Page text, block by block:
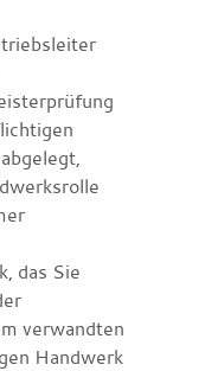
das Sie
verwandten
Handwerk